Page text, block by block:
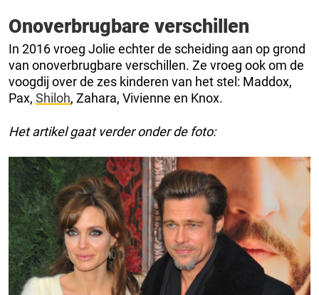
Onoverbrugbare verschillen
In 2016 vroeg Jolie echter de scheiding aan op grond
van onoverbrugbare verschillen. Ze vroeg ook om de
voogdij over de zes kinderen van het stel: Maddox,
Pax, Shiloh, Zahara, Vivienne en Knox.
Het artikel gaat verder onder de foto: